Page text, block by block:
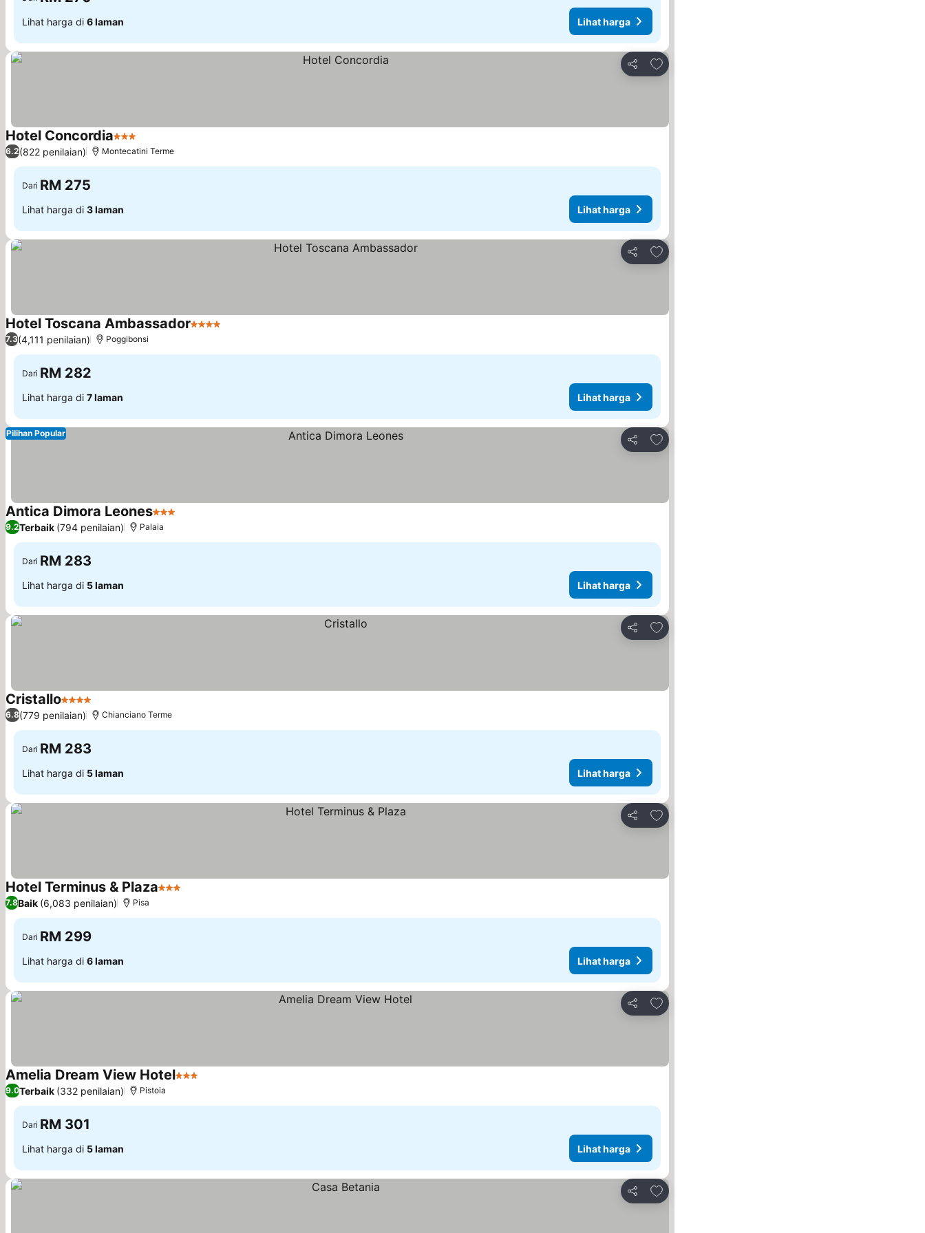
Lihat harga di 6 laman Lihat harga
Kongsi
Tambah ke favorit
Hotel Concordia3 Bintang
6.2(822 penilaian) Montecatini Terme
Dari RM 275
Lihat harga di 3 laman Lihat harga
Kongsi
Tambah ke favorit
Hotel Toscana Ambassador4 Bintang
7.3(4,111 penilaian) Poggibonsi
Dari RM 282
Lihat harga di 7 laman Lihat harga
Kongsi
Tambah ke favorit
Pilihan Popular
Antica Dimora Leones3 Bintang
9.2Terbaik (794 penilaian) Palaia
Dari RM 283
Lihat harga di 5 laman Lihat harga
Kongsi
Tambah ke favorit
Cristallo4 Bintang
6.8(779 penilaian) Chianciano Terme
Dari RM 283
Lihat harga di 5 laman Lihat harga
Kongsi
Tambah ke favorit
Hotel Terminus & Plaza3 Bintang
7.8Baik (6,083 penilaian) Pisa
Dari RM 299
Lihat harga di 6 laman Lihat harga
Kongsi
Tambah ke favorit
Amelia Dream View Hotel3 Bintang
9.0Terbaik (332 penilaian) Pistoia
Dari RM 301
Lihat harga di 5 laman Lihat harga
Kongsi
Tambah ke favorit